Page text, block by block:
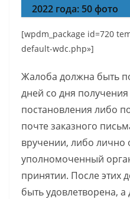
2022 года: 50 фото
[wpdm_package id=720
default-wdc.php»]
Жалоба должна быть
дней со дня получения
постановления либо
почте заказного
вручении, либо лично
уполномоченный
принятии. После этих
быть удовлетворена, а